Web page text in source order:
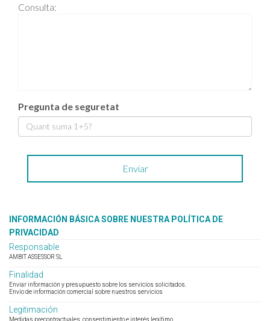
Consulta:
Pregunta de seguretat
INFORMACIÓN BÁSICA SOBRE NUESTRA POLÍTICA DE
PRIVACIDAD
Responsable
AMBIT ASSESSOR SL
Finalidad
Enviar información y presupuesto sobre los servicios solicitados.
Envío de información comercial sobre nuestros servicios
Legitimación
Medidas precontractuales, consentimiento e interés legítimo.